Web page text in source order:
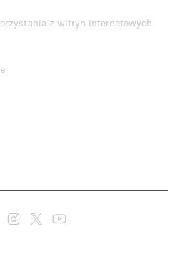
z witryn internetowych